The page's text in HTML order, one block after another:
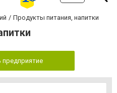
Продукты питания, напитки
предприятие